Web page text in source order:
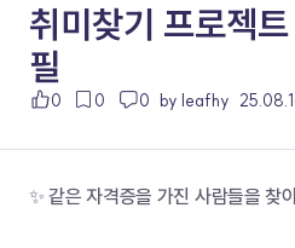
취미찾기 프로젝
필
0 0 0 by leafhy
✨ 같은 자격증을 가진 사람들을 찾